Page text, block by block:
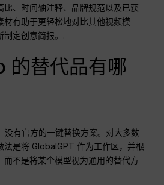
比、时间轴注释、品牌规范以及已获
材有助于更轻松地对比其他视频模
制定创意简报。.
的替代品有哪
没有官方的一键替换方案。对大多数
法是将 GlobalGPT 作为工作区，并根
而不是将某个模型视为通用的替代方